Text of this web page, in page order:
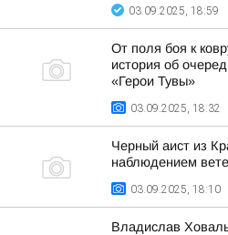
03.09.2025, 18:59
От поля боя к
история об
«Герои Тувы»
03.09.2025, 18:32
Черный аист из
наблюдением
03.09.2025, 18:10
Владислав